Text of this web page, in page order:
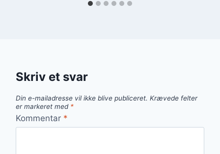
Skriv et svar
Din e-mailadresse vil ikke blive publiceret. Krævede felter
er markeret med *
Kommentar *